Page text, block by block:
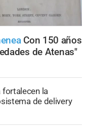
Con 150 años
de Atenas"
fortalecen la
de delivery